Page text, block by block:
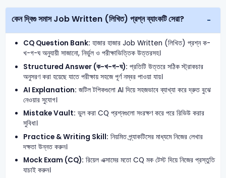
কেন দ্বিগু সমাস Job Written (লিখিত) প্রশ্ন ব্যাংকটি সেরা?
CQ Question Bank: হাজার হাজার Job Written (লিখিত) প্রশ্ন ক-
খ-গ-ঘ অনুযায়ী সাজানো, নির্ভুল ও পরীক্ষাভিত্তিক উত্তরসহ।
Structured Answer (ক-খ-গ-ঘ): প্রতিটি উত্তরে সঠিক স্ট্রাকচার
অনুসরণ করা হয়েছে যাতে পরীক্ষায় সহজে পূর্ণ নম্বর পাওয়া যায়।
AI Explanation: জটিল টপিকগুলো AI দিয়ে সহজভাবে ব্যাখ্যা করে দ্রুত বুঝে
নেওয়ার সুযোগ।
Mistake Vault: ভুল করা CQ প্রশ্নগুলো সংরক্ষণ করে পরে রিভিউ করার
সুবিধা।
Practice & Writing Skill: নিয়মিত প্র্যাকটিসের মাধ্যমে নিজের লেখার
দক্ষতা উন্নত করুন।
Mock Exam (CQ): রিয়েল এক্সামের মতো CQ মক টেস্ট দিয়ে নিজের প্রস্তুতি
যাচাই করুন।